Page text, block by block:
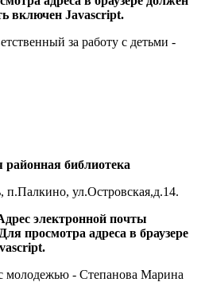
включен Javascript.
за работу с детьми -
библиотека
п.Палкино, ул.Островская,д.14.
электронной почты
просмотра адреса в браузере
молодежью - Степанова Марина